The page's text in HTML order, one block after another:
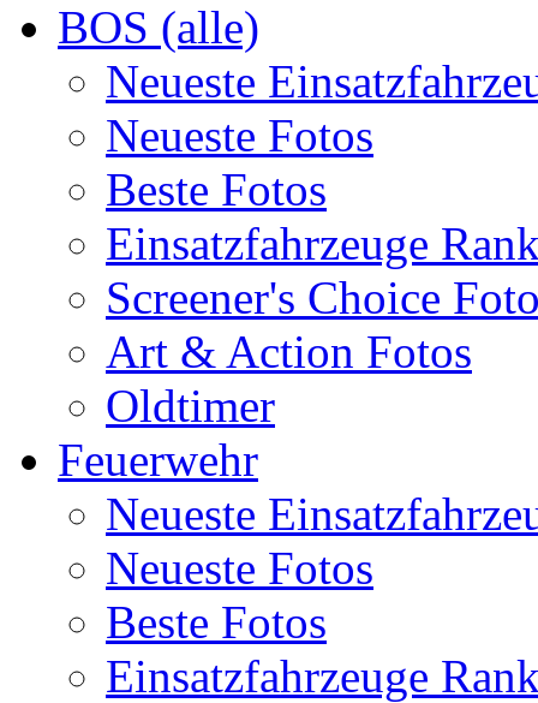
BOS (alle)
Neueste
Neueste Fotos
Beste Fotos
Einsatzfahrzeuge
Screener's Choice
Art & Action Fotos
Oldtimer
Feuerwehr
Neueste
Neueste Fotos
Beste Fotos
Einsatzfahrzeuge